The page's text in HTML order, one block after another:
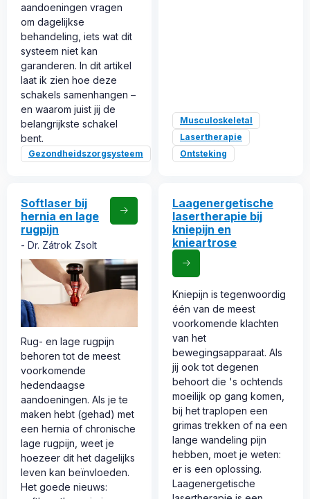
aandoeningen vragen
om dagelijkse
behandeling, iets wat dit
systeem niet kan
garanderen. In dit artikel
laat ik zien hoe deze
schakels samenhangen –
en waarom juist jij de
belangrijkste schakel
bent.
Gezondheidszorgsysteem
Musculoskeletal
Lasertherapie
Ontsteking
Softlaser bij
hernia en lage
rugpijn
Dr. Zátrok Zsolt
Rug- en lage rugpijn
behoren tot de meest
voorkomende
hedendaagse
aandoeningen. Als je te
maken hebt (gehad) met
een hernia of chronische
lage rugpijn, weet je
hoezeer dit het dagelijks
leven kan beïnvloeden.
Het goede nieuws:
Laagenergetische
lasertherapie bij
kniepijn en
knieartrose
Kniepijn is tegenwoordig
één van de meest
voorkomende klachten
van het
bewegingsapparaat. Als
jij ook tot degenen
behoort die 's ochtends
moeilijk op gang komen,
bij het traplopen een
grimas trekken of na een
lange wandeling pijn
hebben, moet je weten:
er is een oplossing.
Laagenergetische